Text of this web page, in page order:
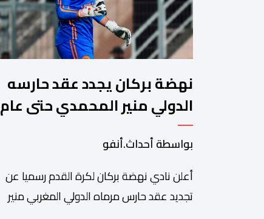
نهضة بركان يجدد عقد حارسه
الدولي منير المحمدي حتى عام
2028
بواسطة أحداث.أنفو
​أعلن نادي نهضة بركان لكرة القدم رسميا عن
تجديد عقد حارس مرماه الدولي المغربي منير